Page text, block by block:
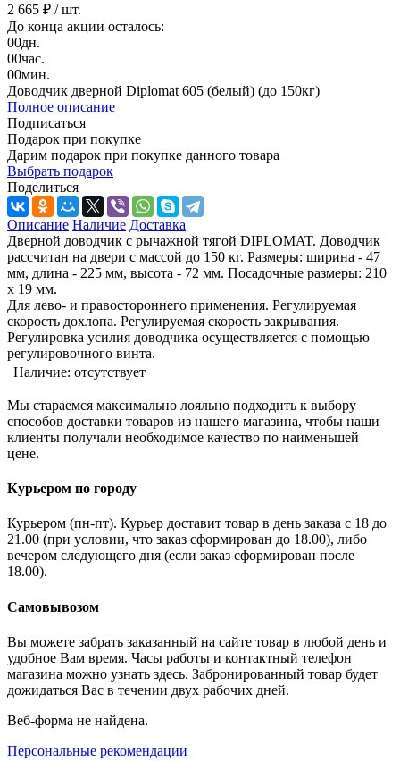
2 665 ₽ / шт.
До конца акции осталось:
00дн.
00час.
00мин.
Доводчик дверной Diplomat 605 (белый) (до 150кг)
Полное описание
Подписаться
Подарок при покупке
Дарим подарок при покупке данного товара
Выбрать подарок
Поделиться
Описание Наличие Доставка
Дверной доводчик с рычажной тягой DIPLOMAT. Доводчик
рассчитан на двери с массой до 150 кг. Размеры: ширина - 47
мм, длина - 225 мм, высота - 72 мм. Посадочные размеры: 210
х 19 мм.
Для лево- и правостороннего применения. Регулируемая
скорость дохлопа. Регулируемая скорость закрывания.
Регулировка усилия доводчика осуществляется с помощью
регулировочного винта.
Наличие: отсутствует
Мы стараемся максимально лояльно подходить к выбору
способов доставки товаров из нашего магазина, чтобы наши
клиенты получали необходимое качество по наименьшей
цене.
Курьером по городу
Курьером (пн-пт). Курьер доставит товар в день заказа с 18 до
21.00 (при условии, что заказ сформирован до 18.00), либо
вечером следующего дня (если заказ сформирован после
18.00).
Самовывозом
Вы можете забрать заказанный на сайте товар в любой день и
удобное Вам время. Часы работы и контактный телефон
магазина можно узнать здесь. Забронированный товар будет
дожидаться Вас в течении двух рабочих дней.
Веб-форма не найдена.
Персональные рекомендации